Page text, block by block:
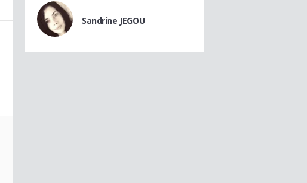
Sandrine JEGOU